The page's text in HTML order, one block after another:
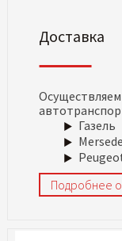
Доставка
Газель
Подробнее о